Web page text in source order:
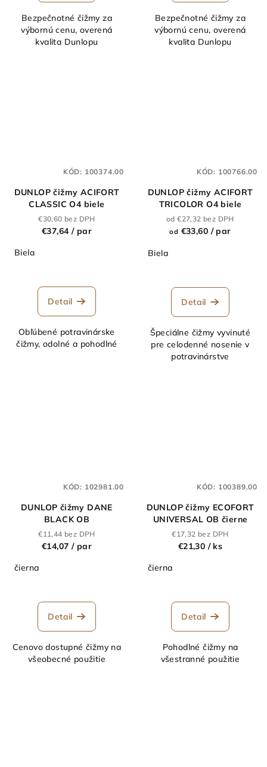
Bezpečnotné čižmy za
výbornú cenu, overená
kvalita Dunlopu
Bezpečnotné čižmy za
výbornú cenu, overená
kvalita Dunlopu
DUNLOP čižmy ACIFORT
CLASSIC O4 biele
€30,60 bez DPH
€37,64 / par
Biela
Detail
Obľúbené potravinárske
čižmy, odolné a pohodlné
KÓD: 100374.00
DUNLOP čižmy ACIFORT
TRICOLOR O4 biele
od €27,32 bez DPH
od €33,60 / par
Biela
Detail
Špeciálne čižmy vyvinuté
pre celodenné nosenie v
potravinárstve
KÓD: 100766.00
DUNLOP čižmy DANE
BLACK OB
€11,44 bez DPH
€14,07 / par
čierna
Detail
Cenovo dostupné čižmy na
všeobecné použitie
KÓD: 102981.00
DUNLOP čižmy ECOFORT
UNIVERSAL OB čierne
€17,32 bez DPH
€21,30 / ks
čierna
Detail
Pohodlné čižmy na
všestranné použitie
KÓD: 100389.00